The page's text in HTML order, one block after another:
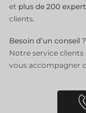
et plus de 200
clients.
Besoin d’un conseil ?
Notre service
vous accompagner